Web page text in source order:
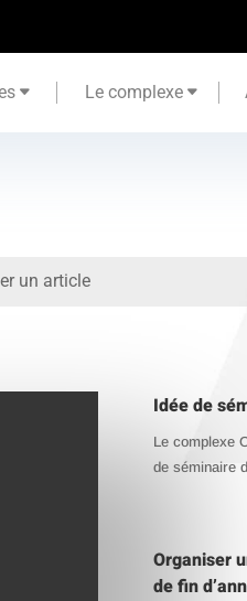
Le complexe
Idée de
Le complexe
de séminaire
Organiser
de fin